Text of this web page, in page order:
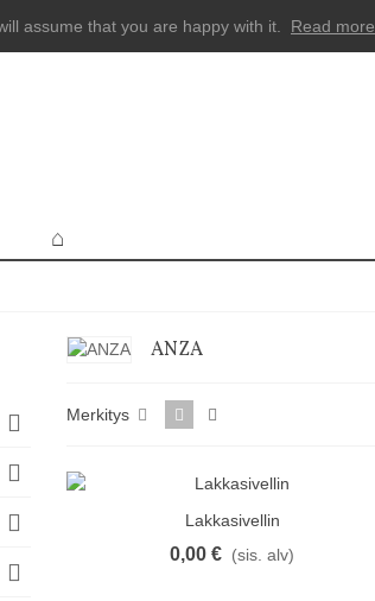
assume that you are happy with it. Read more
ANZA
Merkitys
PikakatseluLakkasivellin
0,00 € (sis. alv)